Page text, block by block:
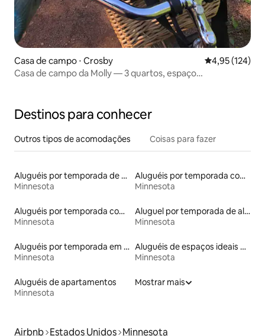
Casa de campo ⋅ Crosby 4,95 de uma
4,95 (124)
Casa de campo da Molly — 3 quartos, espaço
Destinos para conhecer
Outros tipos de acomodações Coisas para fazer
Aluguéis por temporada de celeiros
Minnesota
Aluguéis por temporada com café da manhã
Minnesota
Aluguéis por temporada com caiaque
Minnesota
Aluguel por temporada de alojamentos ecológicos
Minnesota
Aluguéis por temporada em acampamentos
Minnesota
Aluguéis de espaços ideais para famílias
Minnesota
Aluguéis de apartamentos
Minnesota
Mostrar mais
Airbnb Estados Unidos Minnesota